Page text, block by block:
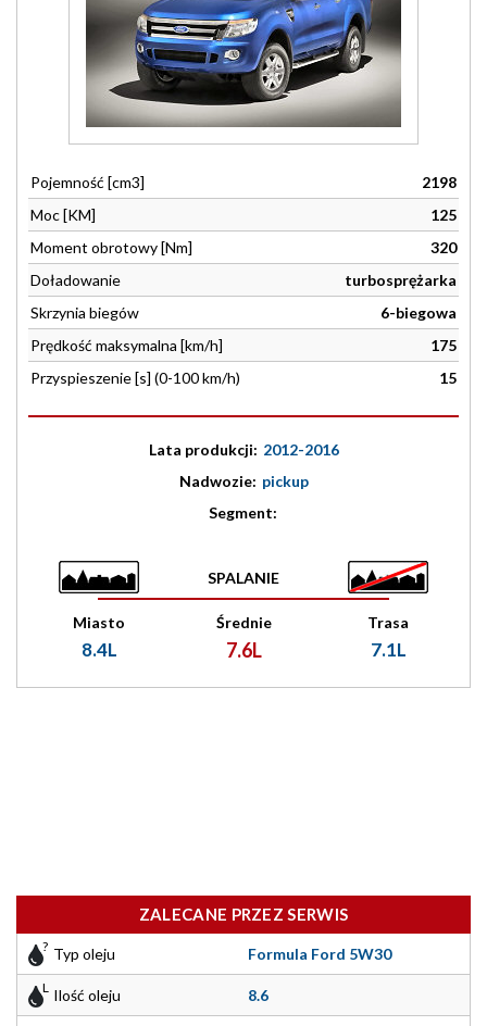
Pojemność [cm3]
2198
Moc [KM]
125
Moment obrotowy [Nm]
320
Doładowanie
turbosprężarka
Skrzynia biegów
6-biegowa
Prędkość maksymalna [km/h]
175
Przyspieszenie [s] (0-100 km/h)
15
Lata produkcji: 2012-2016
Nadwozie: pickup
Segment:
SPALANIE
Miasto
8.4L
Średnie
7.6L
Trasa
7.1L
ZALECANE PRZEZ SERWIS
Typ oleju Formula Ford 5W30
Ilość oleju 8.6